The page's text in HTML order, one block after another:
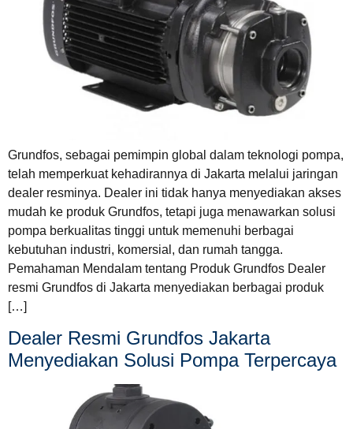
Grundfos, sebagai pemimpin global dalam teknologi pompa,
telah memperkuat kehadirannya di Jakarta melalui jaringan
dealer resminya. Dealer ini tidak hanya menyediakan akses
mudah ke produk Grundfos, tetapi juga menawarkan solusi
pompa berkualitas tinggi untuk memenuhi berbagai
kebutuhan industri, komersial, dan rumah tangga.
Pemahaman Mendalam tentang Produk Grundfos Dealer
resmi Grundfos di Jakarta menyediakan berbagai produk
[…]
Dealer Resmi Grundfos Jakarta
Menyediakan Solusi Pompa Terpercaya